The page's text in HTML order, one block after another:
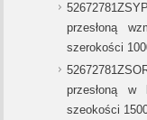
przesłoną
szerokości
przesłoną
szeokości